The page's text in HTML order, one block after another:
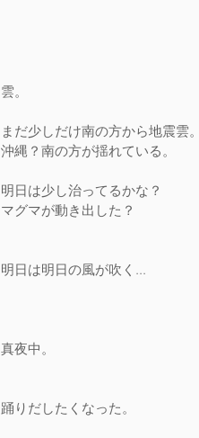
雲。
まだ少しだけ南の方から地震雲。
沖縄？南の方が揺れている。
明日は少し治ってるかな？
マグマが動き出した？
明日は明日の風が吹く...
真夜中。
踊りだしたくなった。